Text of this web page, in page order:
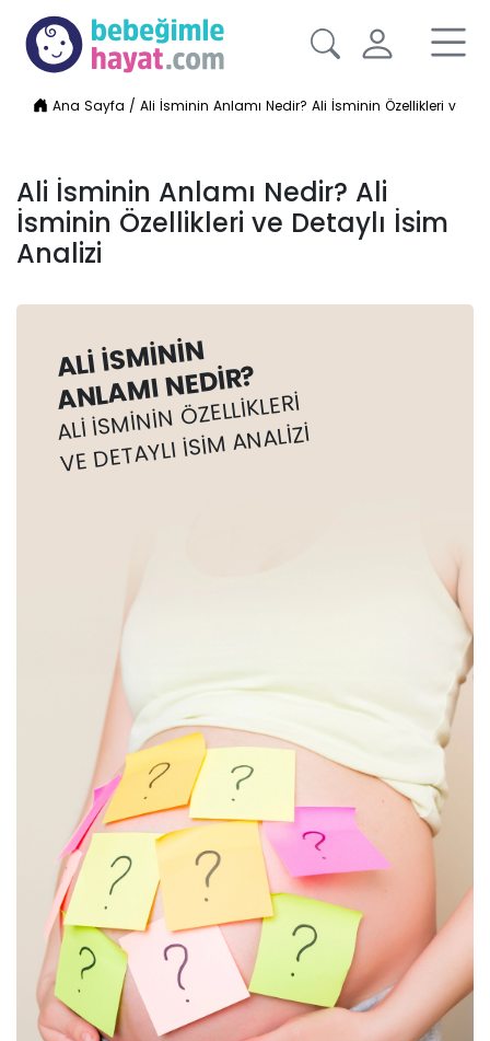
Ana Sayfa /Ali İsminin Anlamı Nedir? Ali İsminin Özellikleri ve
Ali İsminin Anlamı Nedir? Ali
İsminin Özellikleri ve Detaylı İsim
Analizi
ALI İSMININ
ANLAMI NEDIR?
ALI İSMININ ÖZELLIKLERI
VE DETAYLI İSIM ANALIZI